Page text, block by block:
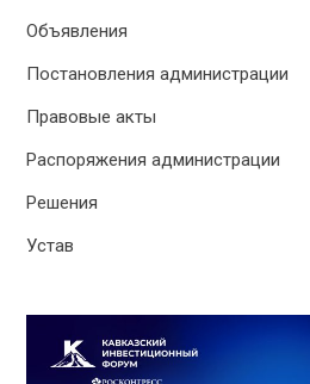
Объявления
Постановления администрации
Правовые акты
Распоряжения администрации
Решения
Устав